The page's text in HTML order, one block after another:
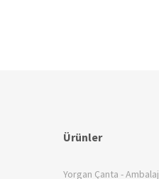
Ürünler
Yorgan Çanta - Ambalaj